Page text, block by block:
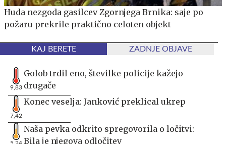
Huda nezgoda gasilcev Zgornjega Brnika: saje po
požaru prekrile praktično celoten objekt
KAJ BERETE ZADNJE OBJAVE
9,83
Golob trdil eno, številke policije kažejo
drugače
7,42
Konec veselja: Janković preklical ukrep
5,24
Naša pevka odkrito spregovorila o ločitvi:
Bila je njegova odločitev